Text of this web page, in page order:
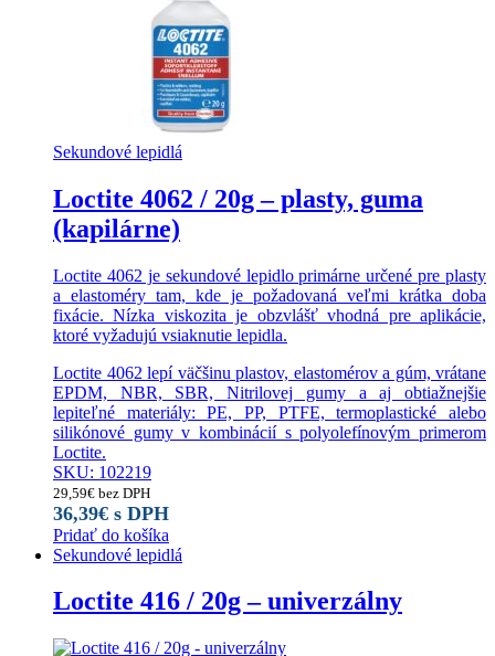
Sekundové lepidlá
Loctite 4062 / 20g – plasty, guma
(kapilárne)
Loctite 4062 je sekundové lepidlo primárne určené pre plasty
a elastoméry tam, kde je požadovaná veľmi krátka doba
fixácie. Nízka viskozita je obzvlášť vhodná pre aplikácie,
ktoré vyžadujú vsiaknutie lepidla.
Loctite 4062 lepí väčšinu plastov, elastomérov a gúm, vrátane
EPDM, NBR, SBR, Nitrilovej gumy a aj obtiažnejšie
lepiteľné materiály: PE, PP, PTFE, termoplastické alebo
silikónové gumy v kombinácií s polyolefínovým primerom
Loctite.
SKU: 102219
29,59€ bez DPH
36,39€ s DPH
Pridať do košíka
Sekundové lepidlá
Loctite 416 / 20g – univerzálny